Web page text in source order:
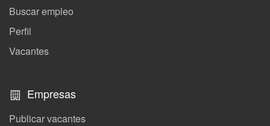
Buscar empleo
Perfil
Vacantes
Empresas
Publicar vacantes